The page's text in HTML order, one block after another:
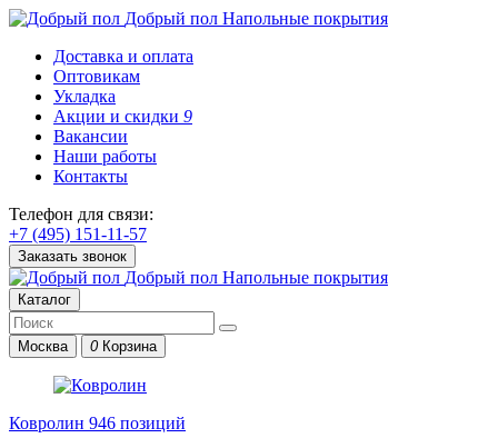
Добрый пол Напольные покрытия
Доставка и оплата
Оптовикам
Укладка
Акции и скидки 9
Вакансии
Наши работы
Контакты
Телефон для связи:
+7 (495) 151-11-57
Заказать звонок
Добрый пол Напольные покрытия
Каталог
Москва 0 Корзина
Ковролин 946 позиций